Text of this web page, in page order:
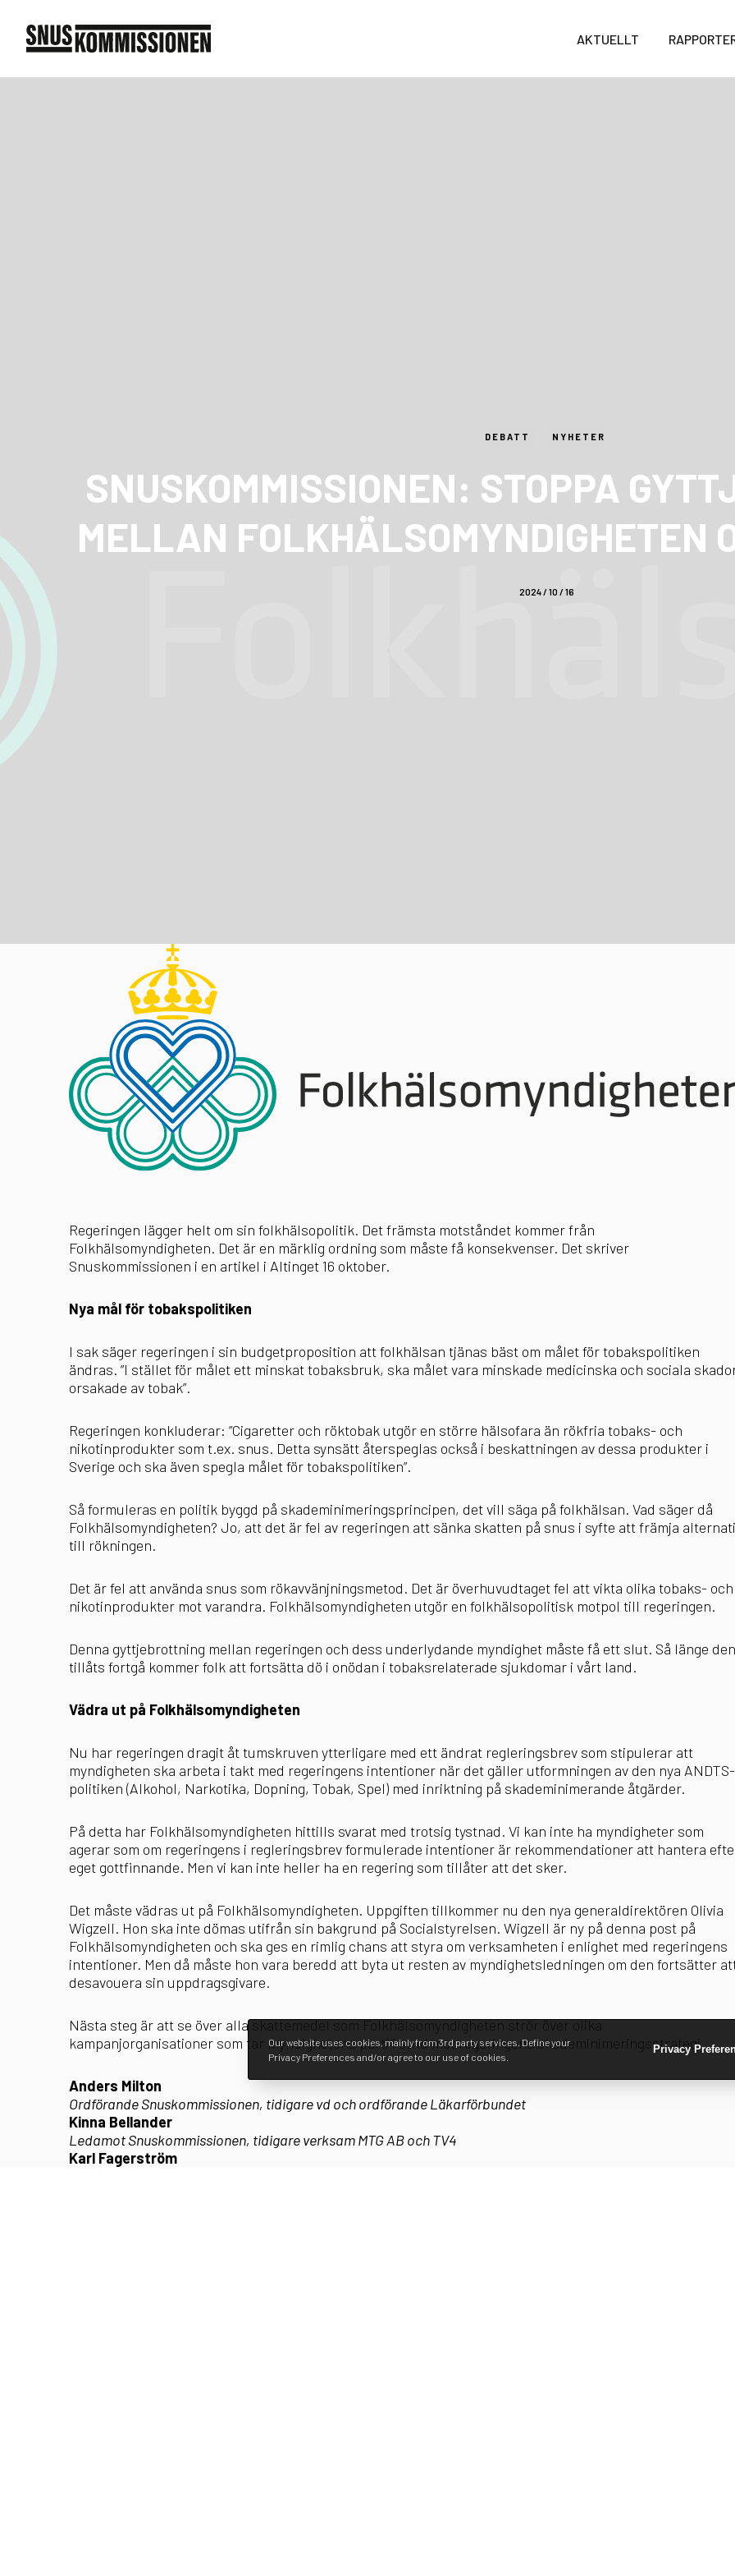
AKTUELLT
DEBATT NYHETER
SNUSKOMMISSIONEN: STOPPA
MELLAN FOLKHÄLSOMYNDIGHETEN
2024 / 10 / 16
Regeringen lägger helt om sin folkhälsopolitik. Det främsta motståndet kommer från
Folkhälsomyndigheten. Det är en märklig ordning som måste få konsekvenser. Det skriver
Snuskommissionen i en artikel i Altinget 16 oktober.
Nya mål för tobakspolitiken
I sak säger regeringen i sin budgetproposition att folkhälsan tjänas bäst om målet för tobakspolitiken
ändras. ”I stället för målet ett minskat tobaksbruk, ska målet vara minskade medicinska och sociala
orsakade av tobak”.
Regeringen konkluderar: ”Cigaretter och röktobak utgör en större hälsofara än rökfria tobaks- och
nikotinprodukter som t.ex. snus. Detta synsätt återspeglas också i beskattningen av dessa produkter i
Sverige och ska även spegla målet för tobakspolitiken”.
Så formuleras en politik byggd på skademinimeringsprincipen, det vill säga på folkhälsan. Vad säger då
Folkhälsomyndigheten? Jo, att det är fel av regeringen att sänka skatten på snus i syfte att främja
till rökningen.
Det är fel att använda snus som rökavvänjningsmetod. Det är överhuvudtaget fel att vikta olika tobaks- och
nikotinprodukter mot varandra. Folkhälsomyndigheten utgör en folkhälsopolitisk motpol till regeringen.
Denna gyttjebrottning mellan regeringen och dess underlydande myndighet måste få ett slut. Så länge den
tillåts fortgå kommer folk att fortsätta dö i onödan i tobaksrelaterade sjukdomar i vårt land.
Vädra ut på Folkhälsomyndigheten
Nu har regeringen dragit åt tumskruven ytterligare med ett ändrat regleringsbrev som stipulerar att
myndigheten ska arbeta i takt med regeringens intentioner när det gäller utformningen av den nya ANDTS-
politiken (Alkohol, Narkotika, Dopning, Tobak, Spel) med inriktning på skademinimerande åtgärder.
På detta har Folkhälsomyndigheten hittills svarat med trotsig tystnad. Vi kan inte ha myndigheter som
agerar som om regeringens i regleringsbrev formulerade intentioner är rekommendationer att hantera
eget gottfinnande. Men vi kan inte heller ha en regering som tillåter att det sker.
Det måste vädras ut på Folkhälsomyndigheten. Uppgiften tillkommer nu den nya generaldirektören Olivia
Wigzell. Hon ska inte dömas utifrån sin bakgrund på Socialstyrelsen. Wigzell är ny på denna post på
Folkhälsomyndigheten och ska ges en rimlig chans att styra om verksamheten i enlighet med regeringens
intentioner. Men då måste hon vara beredd att byta ut resten av myndighetsledningen om den fortsätter
desavouera sin uppdragsgivare.
Nästa steg är att se över alla skattemedel som Folkhälsomyndigheten strör över olika
kampanjorganisationer som tar myndighetens parti i strid mot regeringens skademinimeringsstrategi.
Anders Milton
Ordförande Snuskommissionen, tidigare vd och ordförande Läkarförbundet
Kinna Bellander
Ledamot Snuskommissionen, tidigare verksam MTG AB och TV4
Karl Fagerström
Our website uses cookies, mainly from 3rd party services. Define your
Privacy Preferences and/or agree to our use of cookies.
Privacy